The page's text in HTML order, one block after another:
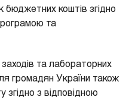
бюджетних коштів згідно
та
та лабораторних
громадян України також
з відповідною